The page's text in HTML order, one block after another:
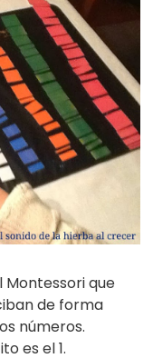
que
de forma
números.
es el 1.